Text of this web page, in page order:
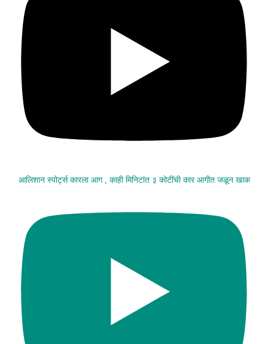
आलिशान स्पोर्ट्स कारला आग , काही मिनिटांत ३ कोटींची कार आगीत जळून खाक